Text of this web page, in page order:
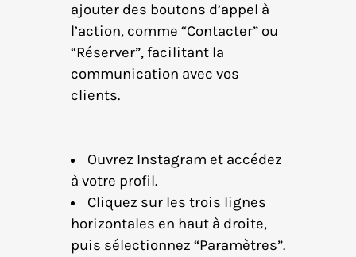
ajouter des boutons d’appel à
l’action, comme “Contacter” ou
“Réserver”, facilitant la
communication avec vos
clients.
Ouvrez Instagram et accédez
à votre profil.
Cliquez sur les trois lignes
horizontales en haut à droite,
puis sélectionnez “Paramètres”.